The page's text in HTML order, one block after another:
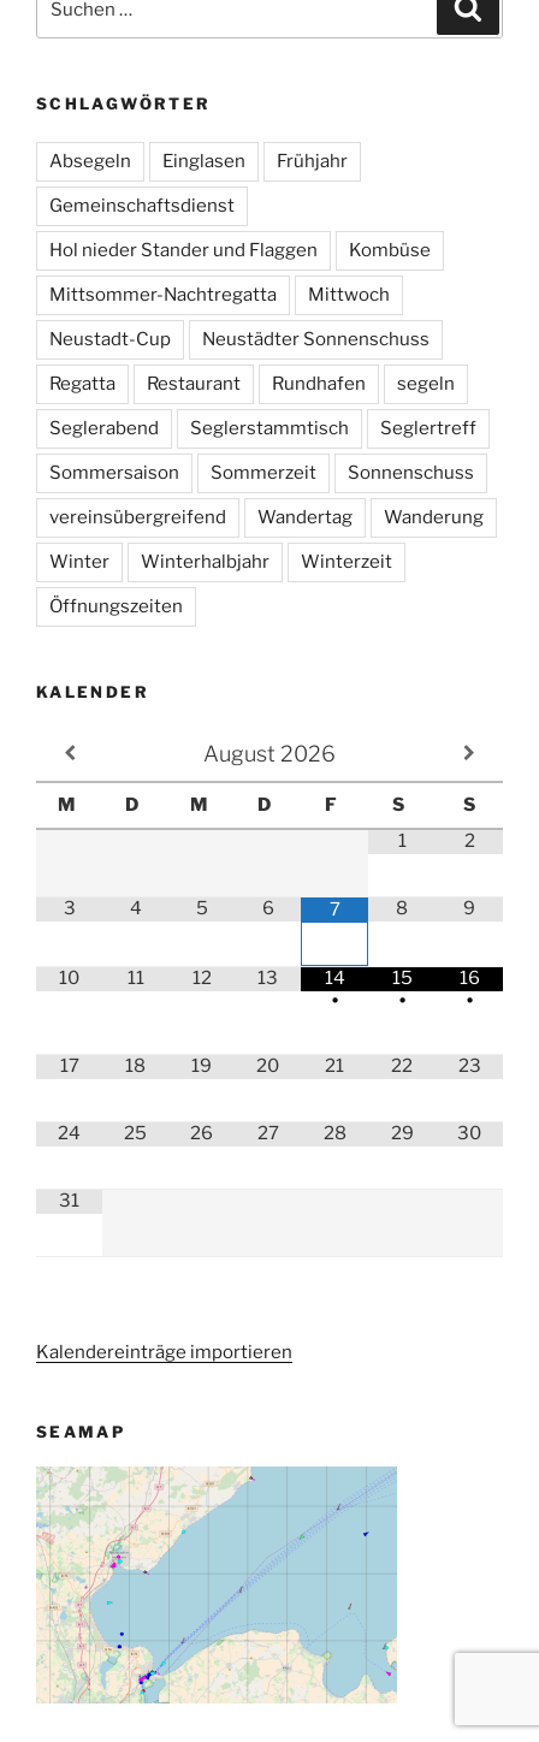
nach:
SCHLAGWÖRTER
Absegeln Einglasen Frühjahr
Gemeinschaftsdienst
Hol nieder Stander und Flaggen Kombüse
Mittsommer-Nachtregatta Mittwoch
Neustadt-Cup Neustädter Sonnenschuss
Regatta Restaurant Rundhafen segeln
Seglerabend Seglerstammtisch Seglertreff
Sommersaison Sommerzeit Sonnenschuss
vereinsübergreifend Wandertag Wanderung
Winter Winterhalbjahr Winterzeit
Öffnungszeiten
KALENDER
August 2026
M D M D F S
S
1
2
3 4 5 6 7 8 9
10 11 12 13
14
•
15
•
16
•
17 18 19 20 21 22 23
24 25 26 27 28 29 30
31
Kalendereinträge importieren
SEAMAP